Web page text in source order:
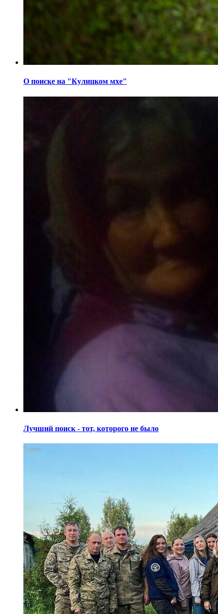
О поиске на "Кулицком мхе"
Лучший поиск - тот, которого не было